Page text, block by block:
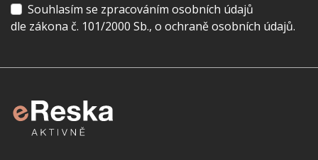
Souhlasím se zpracováním osobních údajů
dle zákona č. 101/2000 Sb., o ochraně osobních údajů.